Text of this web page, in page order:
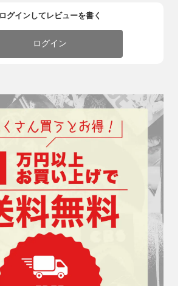
ログインしてレビューを書く
ログイン